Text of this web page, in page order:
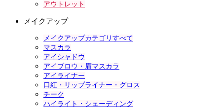
アウトレット
メイクアップ
メイクアップカテゴリすべて
マスカラ
アイシャドウ
アイブロウ・眉マスカラ
アイライナー
口紅・リップライナー・グロス
チーク
ハイライト・シェーディング